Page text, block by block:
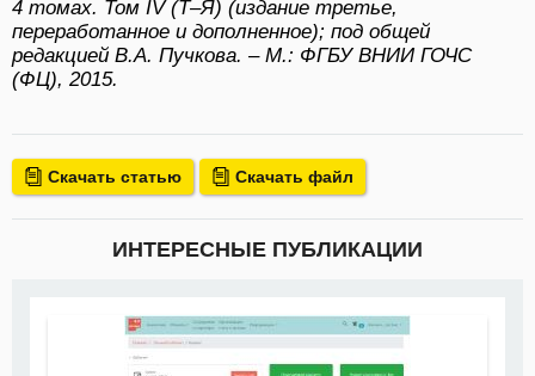
4 томах. Том IV (Т–Я) (издание третье,
переработанное и дополненное); под общей
редакцией В.А. Пучкова. – М.: ФГБУ ВНИИ ГОЧС
(ФЦ), 2015.
Скачать статью Скачать файл
ИНТЕРЕСНЫЕ ПУБЛИКАЦИИ